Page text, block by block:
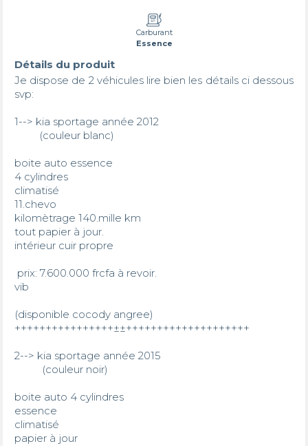
Carburant
Essence
Détails du produit
Je dispose de 2 véhicules lire bien les détails ci dessous
svp:
1--> kia sportage année 2012
boite auto essence
4 cylindres
climatisé
11.chevo
kilomètrage 140.mille km
tout papier à jour.
intérieur cuir propre
vib
(disponible cocody angree)
++++++++++++++++±±++++++++++++++++++++
2--> kia sportage année 2015
boite auto 4 cylindres
essence
climatisé
papier à jour